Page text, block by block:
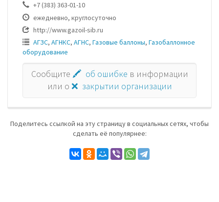
+7 (383) 363-01-10
ежедневно, круглосуточно
http://www.gazoil-sib.ru
АГЗС, АГНКС, АГНС, Газовые баллоны, Газобаллонное
оборудование
Сообщите 🖍 об ошибке в информации
или о ❌ закрытии организации
Поделитесь ссылкой на эту страницу в социальных сетях, чтобы
сделать её популярнее: